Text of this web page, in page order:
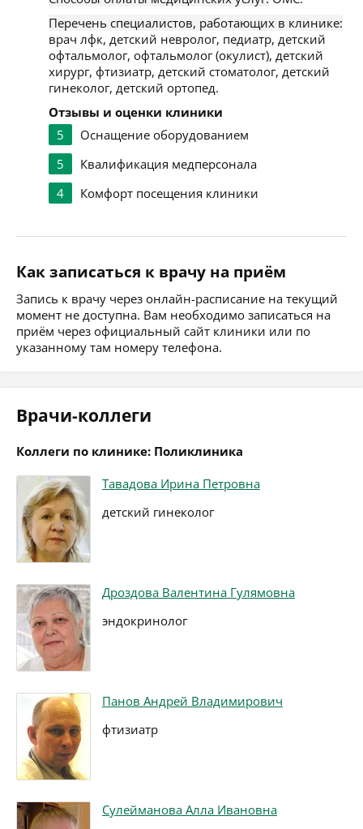
Перечень специалистов, работающих в клинике:
врач лфк, детский невролог, педиатр, детский
офтальмолог, офтальмолог (окулист), детский
хирург, фтизиатр, детский стоматолог, детский
гинеколог, детский ортопед.
Отзывы и оценки клиники
5
Оснащение оборудованием
5
Квалификация медперсонала
4
Комфорт посещения клиники
Как записаться к врачу на приём
Запись к врачу через онлайн-расписание на текущий
момент не доступна. Вам необходимо записаться на
приём через официальный сайт клиники или по
указанному там номеру телефона.
Врачи-коллеги
Коллеги по клинике: Поликлиника
Тавадова Ирина Петровна
детский гинеколог
Дроздова Валентина Гулямовна
эндокринолог
Панов Андрей Владимирович
фтизиатр
Сулейманова Алла Ивановна